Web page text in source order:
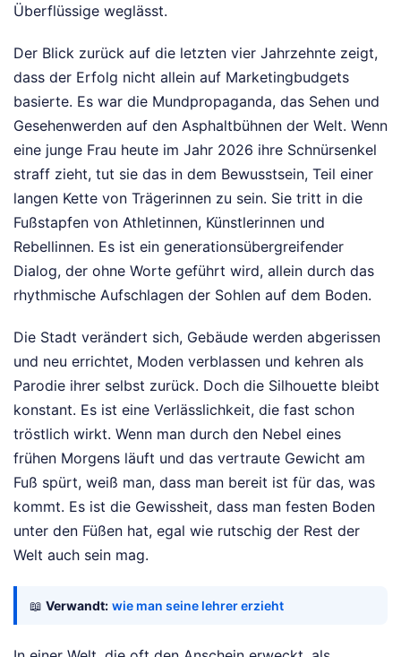
Überflüssige weglässt.
Der Blick zurück auf die letzten vier Jahrzehnte zeigt,
dass der Erfolg nicht allein auf Marketingbudgets
basierte. Es war die Mundpropaganda, das Sehen und
Gesehenwerden auf den Asphaltbühnen der Welt. Wenn
eine junge Frau heute im Jahr 2026 ihre Schnürsenkel
straff zieht, tut sie das in dem Bewusstsein, Teil einer
langen Kette von Trägerinnen zu sein. Sie tritt in die
Fußstapfen von Athletinnen, Künstlerinnen und
Rebellinnen. Es ist ein generationsübergreifender
Dialog, der ohne Worte geführt wird, allein durch das
rhythmische Aufschlagen der Sohlen auf dem Boden.
Die Stadt verändert sich, Gebäude werden abgerissen
und neu errichtet, Moden verblassen und kehren als
Parodie ihrer selbst zurück. Doch die Silhouette bleibt
konstant. Es ist eine Verlässlichkeit, die fast schon
tröstlich wirkt. Wenn man durch den Nebel eines
frühen Morgens läuft und das vertraute Gewicht am
Fuß spürt, weiß man, dass man bereit ist für das, was
kommt. Es ist die Gewissheit, dass man festen Boden
unter den Füßen hat, egal wie rutschig der Rest der
Welt auch sein mag.
📖 Verwandt: wie man seine lehrer erzieht